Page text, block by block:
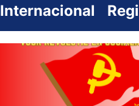
Internacional